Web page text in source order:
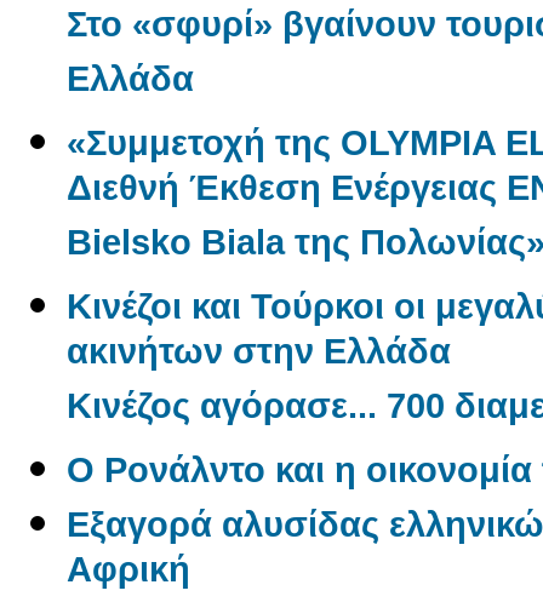
Στο «σφυρί» βγαίνουν
Ελλάδα
«Συμμετοχή της OLYMPIA
Διεθνή Έκθεση Ενέργειας
Bielsko Biala της
Κινέζοι και Τούρκοι οι
ακινήτων στην Ελλάδα
Κινέζος αγόρασε... 700
O Ρονάλντο και η
Εξαγορά αλυσίδας
Αφρική